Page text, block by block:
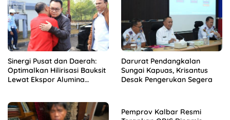
Sinergi Pusat dan Daerah:
Optimalkan Hilirisasi Bauksit
Lewat Ekspor Alumina
Darurat Pendangkalan
Sungai Kapuas, Krisantus
Desak Pengerukan Segera
Pemprov Kalbar Resmi